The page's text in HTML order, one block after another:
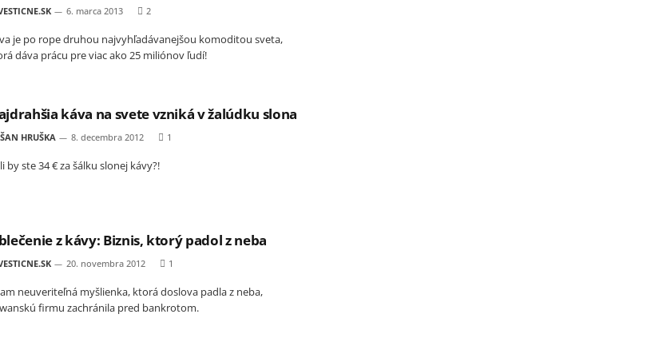
6. marca 2013 2
je po rope druhou najvyhľadávanejšou komoditou sveta,
dáva prácu pre viac ako 25 miliónov ľudí!
káva na svete vzniká v žalúdku slona
HRUŠKA 8. decembra 2012 1
by ste 34 € za šálku slonej kávy?!
z kávy: Biznis, ktorý padol z neba
20. novembra 2012 1
neuveriteľná myšlienka, ktorá doslova padla z neba,
firmu zachránila pred bankrotom.